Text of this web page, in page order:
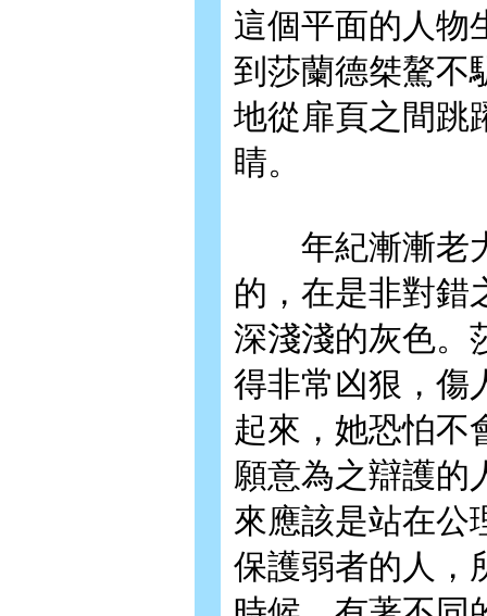
這個平面的人物
到莎蘭德桀驁不
地從扉頁之間跳
睛。
年紀漸漸老大
的，在是非對錯
深淺淺的灰色。
得非常凶狠，傷
起來，她恐怕不
願意為之辯護的
來應該是站在公
保護弱者的人，